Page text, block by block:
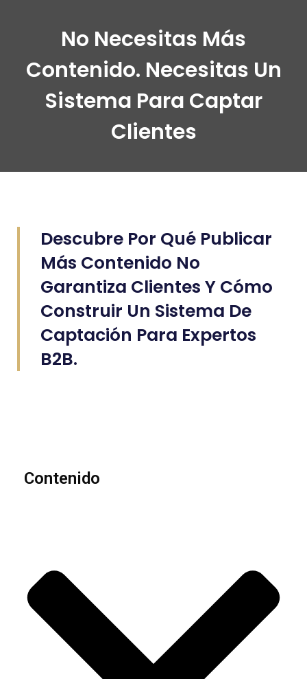
No Necesitas Más
Contenido. Necesitas Un
Sistema Para Captar
Clientes
Descubre Por Qué Publicar
Más Contenido No
Garantiza Clientes Y Cómo
Construir Un Sistema De
Captación Para Expertos
B2B.
Contenido